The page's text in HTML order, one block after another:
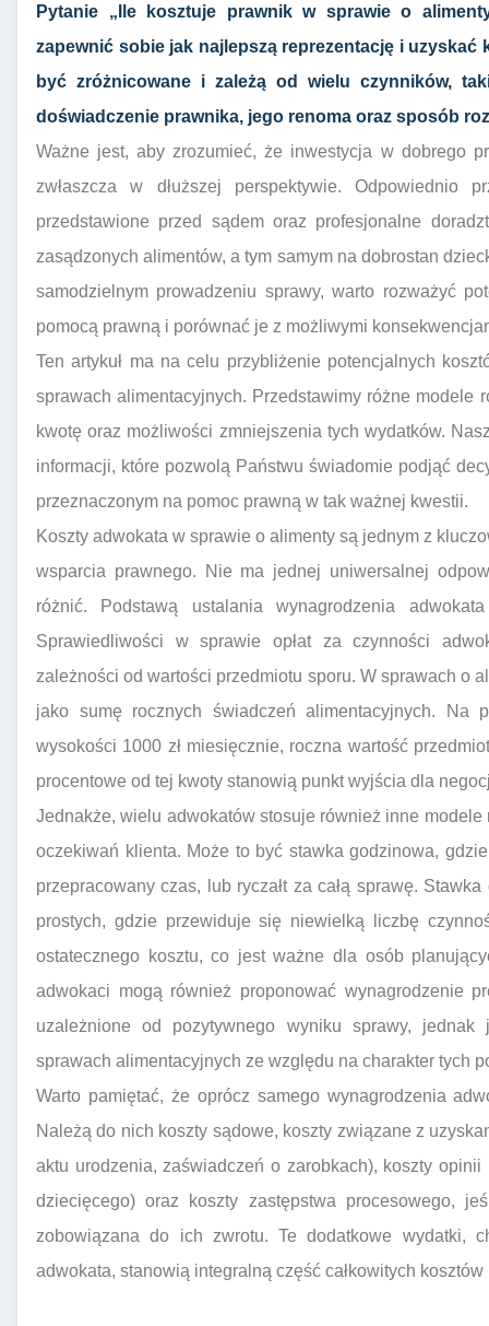
Pytanie „Ile kosztuje prawnik w sprawie o
zapewnić sobie jak najlepszą reprezentację i
być zróżnicowane i zależą od wielu czynników,
doświadczenie prawnika, jego renoma oraz sposób
Ważne jest, aby zrozumieć, że inwestycja w dobrego
zwłaszcza w dłuższej perspektywie. Odpowiednio
przedstawione przed sądem oraz profesjonalne
zasądzonych alimentów, a tym samym na dobrostan
samodzielnym prowadzeniu sprawy, warto rozważyć
pomocą prawną i porównać je z możliwymi
Ten artykuł ma na celu przybliżenie potencjalnych
sprawach alimentacyjnych. Przedstawimy różne modele
kwotę oraz możliwości zmniejszenia tych wydatków.
informacji, które pozwolą Państwu świadomie podjąć
przeznaczonym na pomoc prawną w tak ważnej kwestii.
Koszty adwokata w sprawie o alimenty są jednym z
wsparcia prawnego. Nie ma jednej uniwersalnej
różnić. Podstawą ustalania wynagrodzenia
Sprawiedliwości w sprawie opłat za czynności
zależności od wartości przedmiotu sporu. W sprawach o
jako sumę rocznych świadczeń alimentacyjnych. Na
wysokości 1000 zł miesięcznie, roczna wartość
procentowe od tej kwoty stanowią punkt wyjścia dla
Jednakże, wielu adwokatów stosuje również inne
oczekiwań klienta. Może to być stawka godzinowa,
przepracowany czas, lub ryczałt za całą sprawę.
prostych, gdzie przewiduje się niewielką liczbę
ostatecznego kosztu, co jest ważne dla osób
adwokaci mogą również proponować wynagrodzenie
uzależnione od pozytywnego wyniku sprawy,
sprawach alimentacyjnych ze względu na charakter tych
Warto pamiętać, że oprócz samego wynagrodzenia
Należą do nich koszty sądowe, koszty związane z
aktu urodzenia, zaświadczeń o zarobkach), koszty
dziecięcego) oraz koszty zastępstwa procesowego,
zobowiązana do ich zwrotu. Te dodatkowe wydatki,
adwokata, stanowią integralną część całkowitych